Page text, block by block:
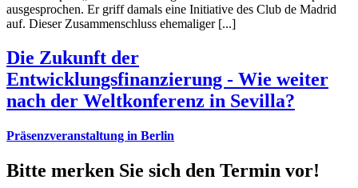
ausgesprochen. Er griff damals eine Initiative des Club de Madrid
auf. Dieser Zusammenschluss ehemaliger [...]
Die Zukunft der
Entwicklungsfinanzierung - Wie weiter
nach der Weltkonferenz in Sevilla?
Präsenzveranstaltung in Berlin
Bitte merken Sie sich den Termin vor!